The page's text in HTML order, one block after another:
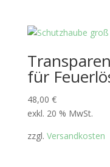
für
48,00 €
exkl. 20 % MwSt.
zzgl. Versandkosten